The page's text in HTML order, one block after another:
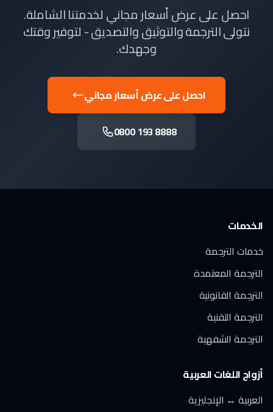
احصل على عرض أسعار مجاني لخدمتنا الشاملة.
نتولى الترجمة والتوثيق والتصديق - لتوفير وقتك
وجهدك.
احصل على عرض أسعار مجاني
0800 193 8888
الخدمات
خدمات الترجمة
الترجمة المعتمدة
الترجمة القانونية
الترجمة التقنية
الترجمة الشفهية
أزواج اللغات العربية
العربية ↔ الإنجليزية